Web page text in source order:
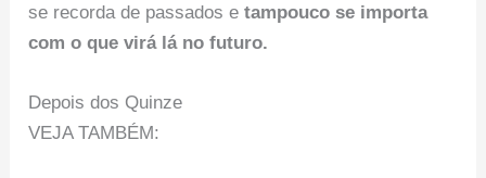
se recorda de passados etampouco se importa
com o que virá lá no futuro.
Depois dos Quinze
VEJA TAMBÉM: